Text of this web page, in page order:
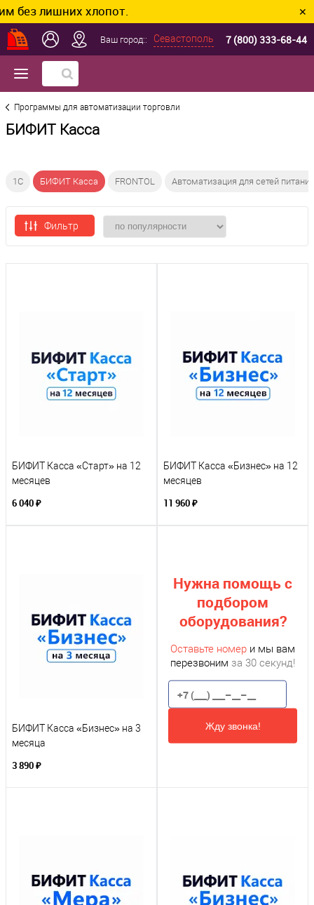
лишних хлопот. ✕
Ваш город:: Севастополь 7 (800) 333-68-44
Программы для автоматизации торговли
БИФИТ Касса
1C БИФИТ Касса FRONTOL Автоматизация для сетей питания
Фильтр
БИФИТ Касса «Старт» на 12
месяцев
6 040 ₽
БИФИТ Касса «Бизнес» на 12
месяцев
11 960 ₽
БИФИТ Касса «Бизнес» на 3
месяца
3 890 ₽
Нужна помощь с
подбором
оборудования?
Оставьте номер и мы вам
перезвоним за 30 секунд!
Жду звонка!